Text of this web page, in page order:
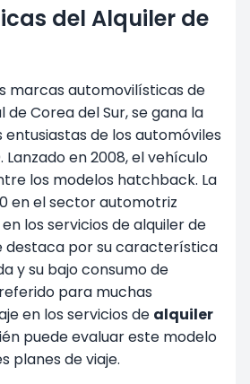
del Alquiler de
marcas automovilísticas de
Corea del Sur, se gana la
de los automóviles
Lanzado en 2008, el vehículo
los modelos hatchback. La
en el sector automotriz
los servicios de alquiler de
destaca por su característica
y su bajo consumo de
para muchas
en los servicios de alquiler
puede evaluar este modelo
planes de viaje.